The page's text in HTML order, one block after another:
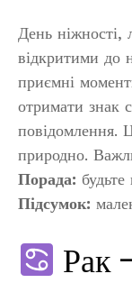
День ніжності,
відкритими до
приємні
отримати знак
повідомлення.
природно.
Порада:
Підсумок:
Рак